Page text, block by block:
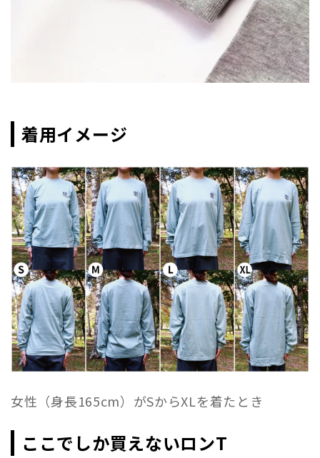
着用イメージ
女性（身長165cm）がSからXLを着たとき
ここでしか買えないロンT